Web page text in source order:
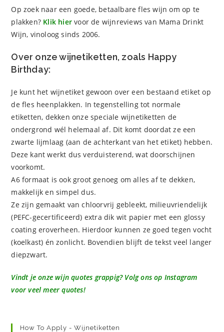
Op zoek naar een goede, betaalbare fles wijn om op te
plakken? Klik hier voor de wijnreviews van Mama Drinkt
Wijn, vinoloog sinds 2006.
Over onze wijnetiketten, zoals Happy
Birthday:
Je kunt het wijnetiket gewoon over een bestaand etiket op
de fles heenplakken. In tegenstelling tot normale
etiketten, dekken onze speciale wijnetiketten de
ondergrond wél helemaal af. Dit komt doordat ze een
zwarte lijmlaag (aan de achterkant van het etiket) hebben.
Deze kant werkt dus verduisterend, wat doorschijnen
voorkomt.
A6 formaat is ook groot genoeg om alles af te dekken,
makkelijk en simpel dus.
Ze zijn gemaakt van chloorvrij gebleekt, milieuvriendelijk
(PEFC-gecertificeerd) extra dik wit papier met een glossy
coating eroverheen. Hierdoor kunnen ze goed tegen vocht
(koelkast) én zonlicht. Bovendien blijft de tekst veel langer
diepzwart.
Vindt je onze wijn quotes grappig? Volg ons op Instagram
voor veel meer quotes!
How To Apply - Wijnetiketten